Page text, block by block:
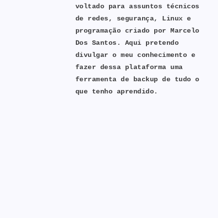
Santos
voltado para assuntos técnicos
de redes, segurança, Linux e
programação criado por Marcelo
Dos Santos. Aqui pretendo
divulgar o meu conhecimento e
fazer dessa plataforma uma
ferramenta de backup de tudo o
que tenho aprendido.